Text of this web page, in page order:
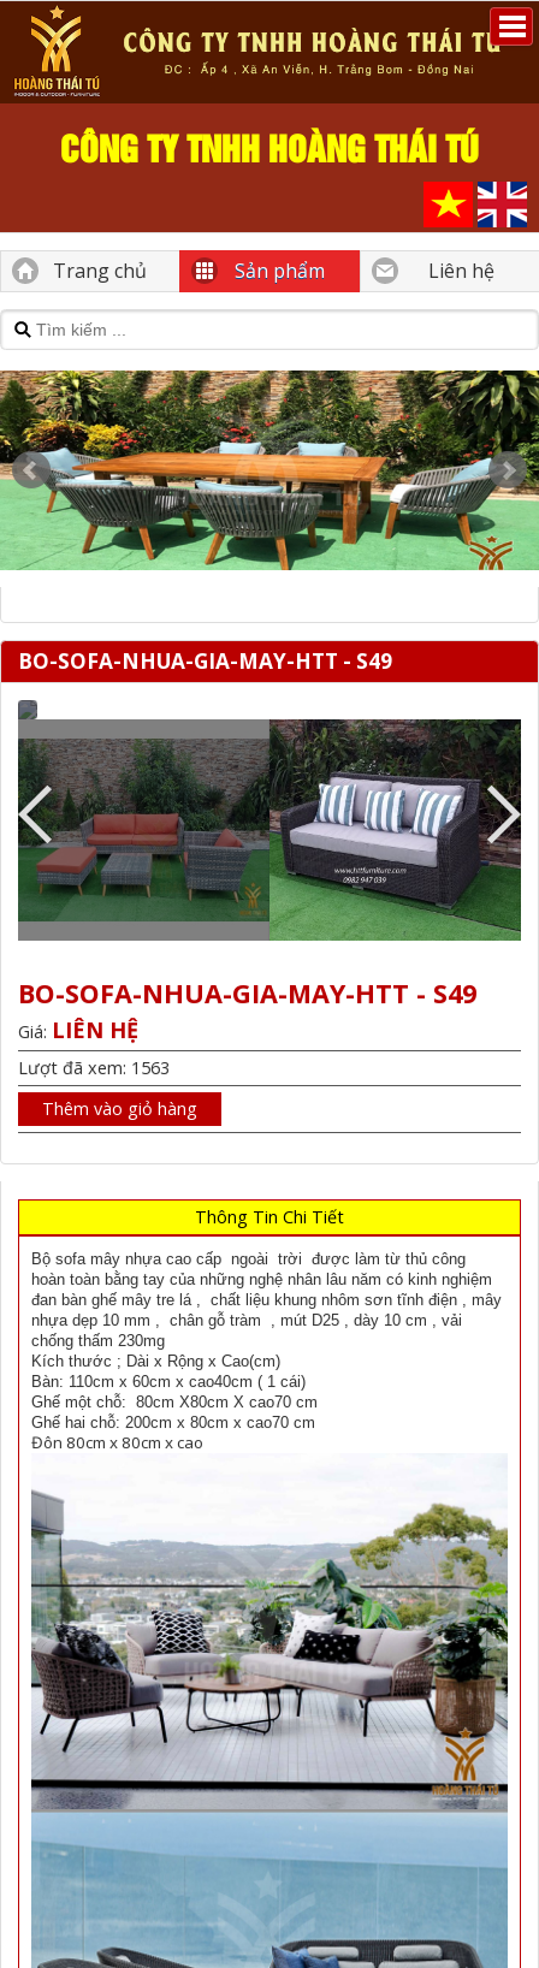
CÔNG TY TNHH HOÀNG THÁI TÚ
Trang chủ Sản phẩm Liên hệ
BO-SOFA-NHUA-GIA-MAY-HTT - S49
BO-SOFA-NHUA-GIA-MAY-HTT - S49
Giá: LIÊN HỆ
Lượt đã xem: 1563
Thêm vào giỏ hàng
Thông Tin Chi Tiết
Bộ sofa mây nhựa cao cấp ngoài trời được làm từ thủ công
hoàn toàn bằng tay của những nghệ nhân lâu năm có kinh nghiệm
đan bàn ghế mây tre lá , chất liệu khung nhôm sơn tĩnh điện , mây
nhựa dẹp 10 mm , chân gỗ tràm , mút D25 , dày 10 cm , vải
chống thấm 230mg
Kích thước ; Dài x Rộng x Cao(cm)
Bàn: 110cm x 60cm x cao40cm ( 1 cái)
Ghế một chỗ: 80cm X80cm X cao70 cm
Ghế hai chỗ: 200cm x 80cm x cao70 cm
Đôn 80cm x 80cm x cao